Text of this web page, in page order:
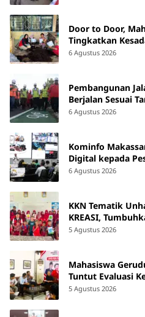
Door to Door,
Tingkatkan
Laut di Bantaeng
6 Agustus 2026
Pembangunan
Berjalan Sesuai
6 Agustus 2026
Kominfo
Digital kepada
Course
6 Agustus 2026
KKN Tematik
KREASI,
SDN 47 Alluka
5 Agustus 2026
Mahasiswa
Tuntut Evaluasi
5 Agustus 2026